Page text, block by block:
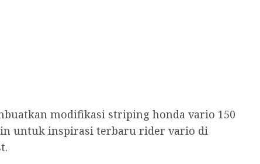
modifikasi striping honda vario 150
untuk inspirasi terbaru rider vario di